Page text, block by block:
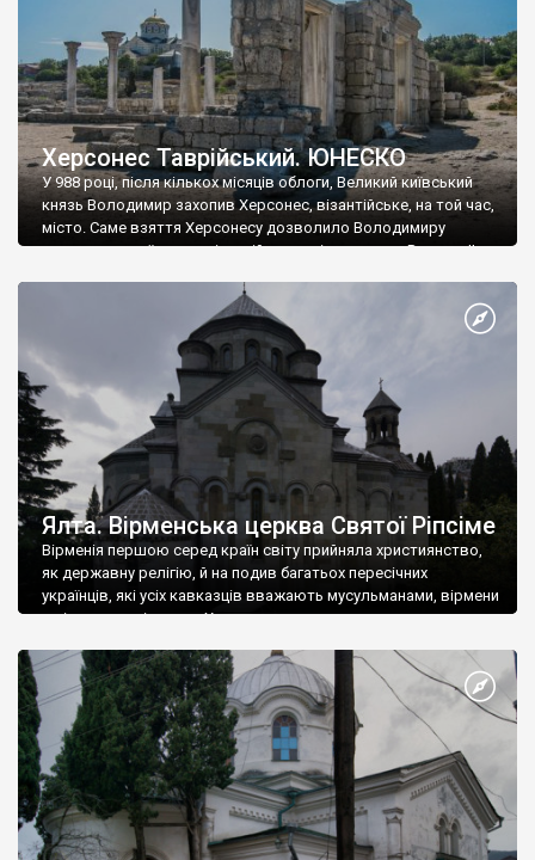
Херсонес Таврійський. ЮНЕСКО
У 988 році, після кількох місяців облоги, Великий київський
князь Володимир захопив Херсонес, візантійське, на той час,
місто. Саме взяття Херсонесу дозволило Володимиру
диктувати свої умови візантійському імператору Василю ІІ, та
Херсонесі Володимир-язичник, став Василем-християнином.
А потім було Хрещення Русі. На честь Херсонесу Таврійського
Ялта. Вірменська церква Святої Ріпсіме
Вірменія першою серед країн світу прийняла християнство,
як державну релігію, й на подив багатьох пересічних
українців, які усіх кавказців вважають мусульманами, вірмени
є відданими вірянами Христа